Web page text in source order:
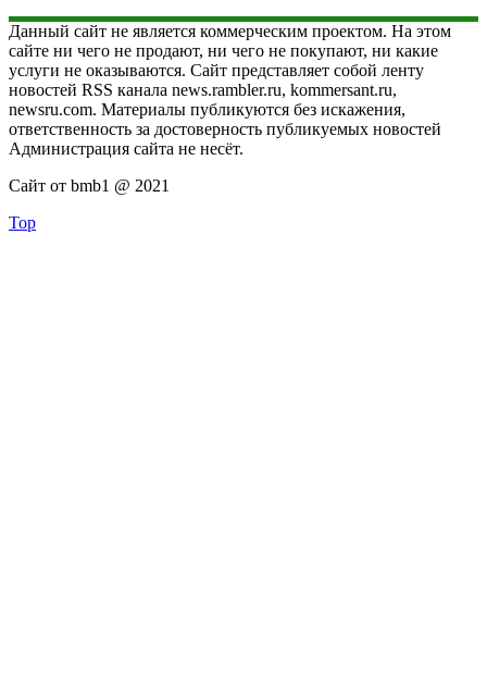
Данный сайт не является коммерческим проектом. На этом
сайте ни чего не продают, ни чего не покупают, ни какие
услуги не оказываются. Сайт представляет собой ленту
новостей RSS канала news.rambler.ru, kommersant.ru,
newsru.com. Материалы публикуются без искажения,
ответственность за достоверность публикуемых новостей
Администрация сайта не несёт.
Сайт от bmb1 @ 2021
Top